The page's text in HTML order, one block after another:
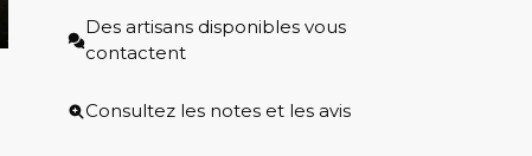
Des artisans disponibles vous
contactent
Consultez les notes et les avis